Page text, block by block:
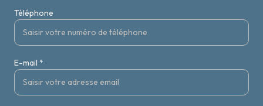
Téléphone
E-mail *